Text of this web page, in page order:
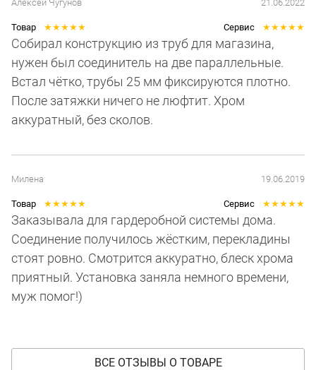
Алексей Чугунов 21.06.2022
Товар ★★★★★ Сервис ★★★★★
Собирал конструкцию из труб для магазина,
нужен был соединитель на две параллельные.
Встал чётко, трубы 25 мм фиксируются плотно.
После затяжки ничего не люфтит. Хром
аккуратный, без сколов.
Милена 19.06.2019
Товар ★★★★★ Сервис ★★★★★
Заказывала для гардеробной системы дома.
Соединение получилось жёстким, перекладины
стоят ровно. Смотрится аккуратно, блеск хрома
приятный. Установка заняла немного времени,
муж помог!)
ВСЕ ОТЗЫВЫ О ТОВАРЕ